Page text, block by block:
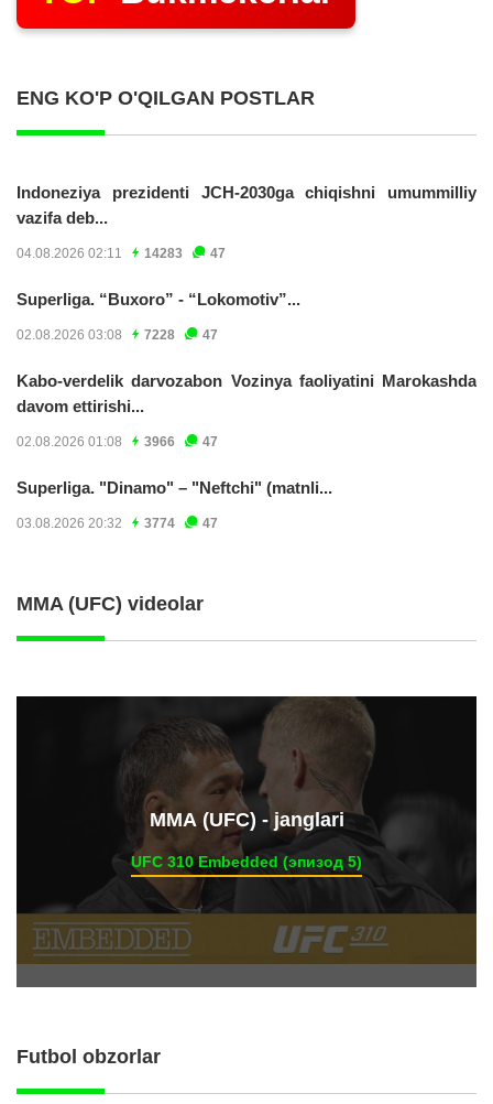
ENG KO'P O'QILGAN POSTLAR
Indoneziya prezidenti JCH-2030ga chiqishni umummilliy
vazifa deb...
04.08.2026 02:11 14283 47
Superliga. “Buxoro” - “Lokomotiv”...
02.08.2026 03:08 7228 47
Kabo-verdelik darvozabon Vozinya faoliyatini Marokashda
davom ettirishi...
02.08.2026 01:08 3966 47
Superliga. "Dinamo" – "Neftchi" (matnli...
03.08.2026 20:32 3774 47
MMA (UFC) videolar
ММА (UFC) - janglari
UFC 310 Embedded (эпизод 5)
Futbol obzorlar